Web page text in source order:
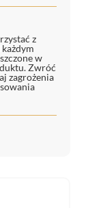
z
w
Zwróć
zagrożenia